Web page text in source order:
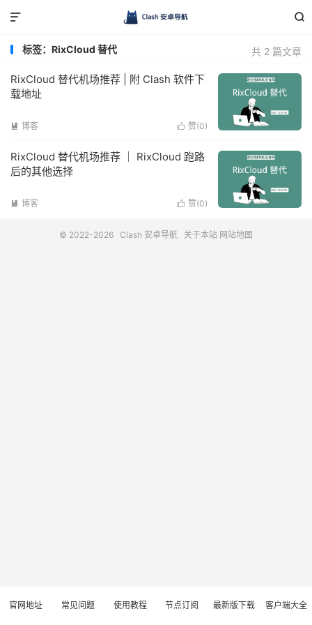


共 2 篇文章
标签：RixCloud 替代
RixCloud 替代机场推荐 | 附 Clash 软件下
载地址
 赞(0)
 博客
RixCloud 替代机场推荐 ｜ RixCloud 跑路
后的其他选择
 赞(0)
 博客
© 2022-2026 Clash 安卓导航 关于本站 网站地图
官网地址 常见问题 使用教程 节点订阅 最新版下载 客户端大全